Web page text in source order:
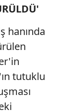
hanında
tutuklu